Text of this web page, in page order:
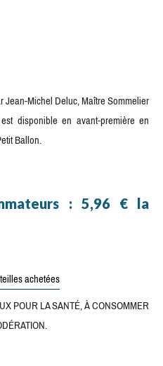
Michel Deluc, Maître Sommelier
disponible en avant-première en
Ballon.
: 5,96 € la
achetées
POUR LA SANTÉ, À CONSOMMER